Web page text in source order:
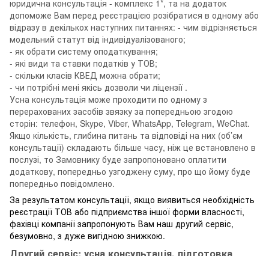
юридична консультація - комплекс 1*, та на додаток
допоможе Вам перед реєстрацією розібратися в одному або
відразу в декількох наступних питаннях: - чим відрізняється
модельний статут від індивідуалізованого;
- як обрати систему оподаткування;
- які види та ставки податків у ТОВ;
- скільки класів КВЕД можна обрати;
- чи потрібні мені якісь дозволи чи ліцензії .
Усна консультація може проходити по одному з
перерахованих засобів звязку за попередньою згодою
сторін: телефон, Skype, Viber, WhatsApp, Telegram, WeChat.
Якщо кількість, глибина питань та відповіді на них (об’єм
консультації) складають більше часу, ніж це встановлено в
послузі, то Замовнику буде запропоновано оплатити
додаткову, попередньо узгоджену суму, про що йому буде
попередньо повідомлено.
За результатом консультації, якщо виявиться необхідність
реєстрації ТОВ або підприємства іншої форми власності,
фахівці компанії запропонують Вам наш другий сервіс,
безумовно, з дуже вигідною знижкою.